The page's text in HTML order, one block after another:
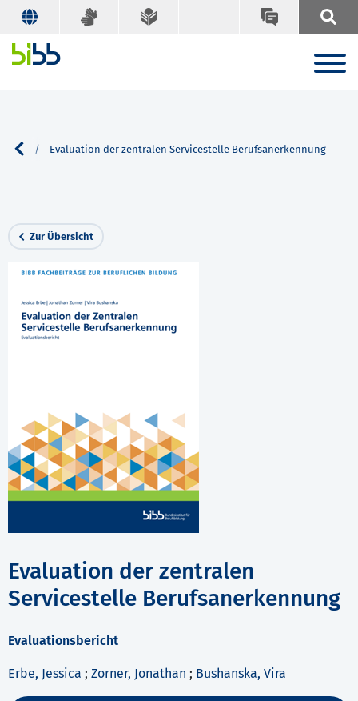
Suche Evaluation der zentralen Servicestelle Berufsanerkennung
Zur Übersicht
Evaluation der zentralen
Servicestelle Berufsanerkennung
Evaluationsbericht
Erbe, Jessica ; Zorner, Jonathan ; Bushanska, Vira